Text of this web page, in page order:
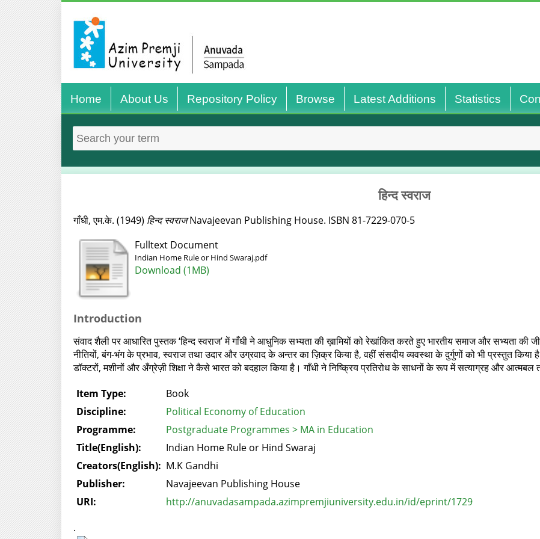
Home About Us Repository Policy Browse Latest Additions Statistics
हिन्द स्वराज
गाँधी, एम.के. (1949) हिन्द स्वराजNavajeevan Publishing House. ISBN 81-7229-070-5
Fulltext Document
Indian Home Rule or Hind Swaraj.pdf
Download (1MB)
Introduction
संवाद शैली पर आधारित पुस्तक ‘हिन्‍द स्वराज’ में गाँधी ने आधुनिक सभ्यता की ख़ामियों को रेखांकित करते हुए भारतीय समाज और सभ्यता की
नीतियों, बंग-भंग के प्रभाव, स्वराज तथा उदार और उग्रवाद के अन्‍तर का ज़िक्र किया है, वहीं संसदीय व्यवस्था के दुर्गुणों को भी प्रस्तुत किया
डॉक्टरों, मशीनों और अँग्रेज़ी शिक्षा ने कैसे भारत को बदहाल किया है। गाँधी ने निष्क्रिय प्रतिरोध के साधनों के रूप में सत्याग्रह और आत्मबल
Item Type:
Book
Discipline:
Political Economy of Education
Programme:
Postgraduate Programmes > MA in Education
Title(English):
Indian Home Rule or Hind Swaraj
Creators(English): M.K Gandhi
Publisher:
Navajeevan Publishing House
URI:
http://anuvadasampada.azimpremjiuniversity.edu.in/id/eprint/1729
.